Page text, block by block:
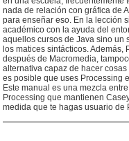
nada de relación con gráfica de
para enseñar eso. En la lección
académico con la ayuda del
aquellos cursos de Java sino un
los matices sintácticos.
después de Macromedia,
alternativa capaz de hacer
es posible que uses Processing
Este manual es una mezcla
Processing que mantienen
medida que te hagas usuario de